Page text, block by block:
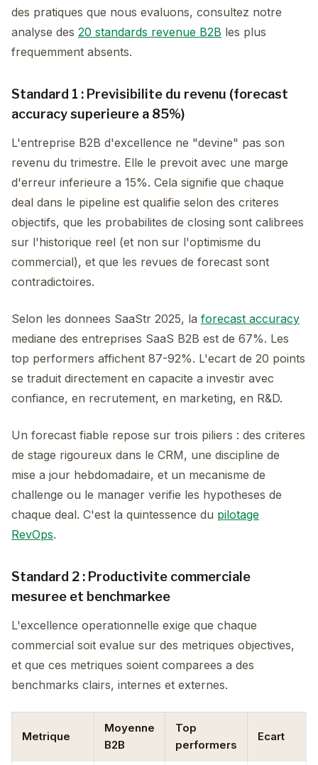
des pratiques que nous evaluons, consultez notre
analyse des 20 standards revenue B2B les plus
frequemment absents.
Standard 1 : Previsibilite du revenu (forecast
accuracy superieure a 85%)
L'entreprise B2B d'excellence ne "devine" pas son
revenu du trimestre. Elle le prevoit avec une marge
d'erreur inferieure a 15%. Cela signifie que chaque
deal dans le pipeline est qualifie selon des criteres
objectifs, que les probabilites de closing sont calibrees
sur l'historique reel (et non sur l'optimisme du
commercial), et que les revues de forecast sont
contradictoires.
Selon les donnees SaaStr 2025, la forecast accuracy
mediane des entreprises SaaS B2B est de 67%. Les
top performers affichent 87-92%. L'ecart de 20 points
se traduit directement en capacite a investir avec
confiance, en recrutement, en marketing, en R&D.
Un forecast fiable repose sur trois piliers : des criteres
de stage rigoureux dans le CRM, une discipline de
mise a jour hebdomadaire, et un mecanisme de
challenge ou le manager verifie les hypotheses de
chaque deal. C'est la quintessence du pilotage
RevOps.
Standard 2 : Productivite commerciale
mesuree et benchmarkee
L'excellence operationnelle exige que chaque
commercial soit evalue sur des metriques objectives,
et que ces metriques soient comparees a des
benchmarks clairs, internes et externes.
Metrique
Moyenne
B2B
Top
performers
Ecart